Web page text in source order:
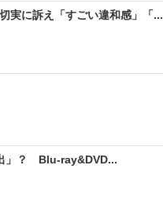
実に訴え「すごい違和感」「...
」？ Blu-ray&DVD...